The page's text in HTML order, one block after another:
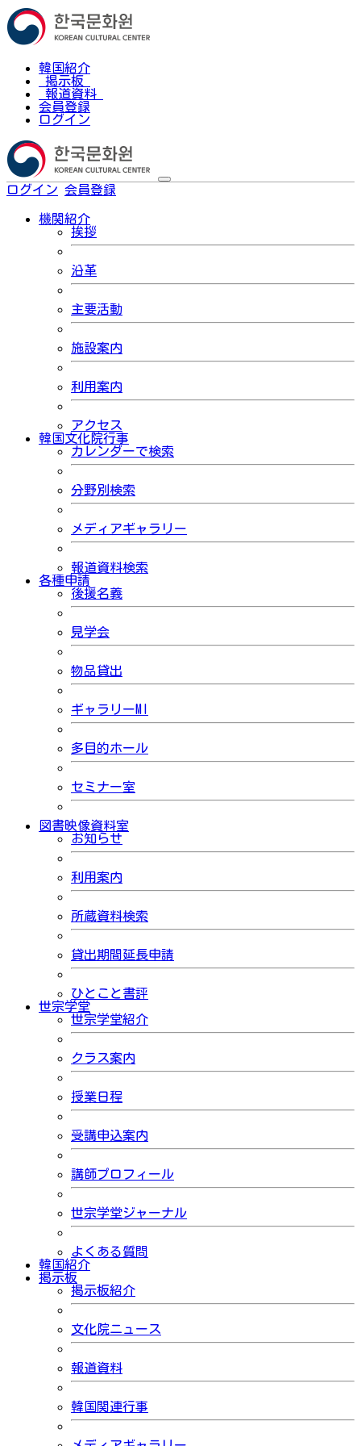
韓国紹介
掲示板
報道資料
会員登録
ログイン
ログイン 会員登録
機関紹介
挨拶
沿革
主要活動
施設案内
利用案内
アクセス
韓国文化院行事
カレンダーで検索
分野別検索
メディアギャラリー
報道資料検索
各種申請
後援名義
見学会
物品貸出
ギャラリーMI
多目的ホール
セミナー室
図書映像資料室
お知らせ
利用案内
所蔵資料検索
貸出期間延長申請
ひとこと書評
世宗学堂
世宗学堂紹介
クラス案内
授業日程
受講申込案内
講師プロフィール
世宗学堂ジャーナル
よくある質問
韓国紹介
掲示板
掲示板紹介
文化院ニュース
報道資料
韓国関連行事